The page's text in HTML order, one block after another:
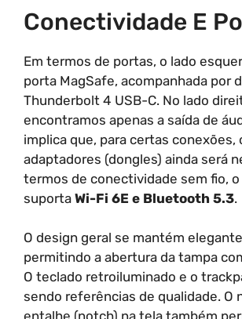
Conectividade E
Em termos de portas, o lado
porta MagSafe, acompanhada por
Thunderbolt 4 USB-C. No lado
encontramos apenas a saída de
implica que, para certas conexões,
adaptadores (dongles) ainda será
termos de conectividade sem fio,
suporta Wi-Fi 6E e Bluetooth 5.3.
O design geral se mantém
permitindo a abertura da tampa
O teclado retroiluminado e o
sendo referências de qualidade. O
entalhe (notch) na tela também